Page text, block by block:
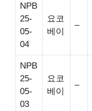
NPB
25-
05-
04
요코
베이
–
NPB
25-
05-
03
요코
베이
–